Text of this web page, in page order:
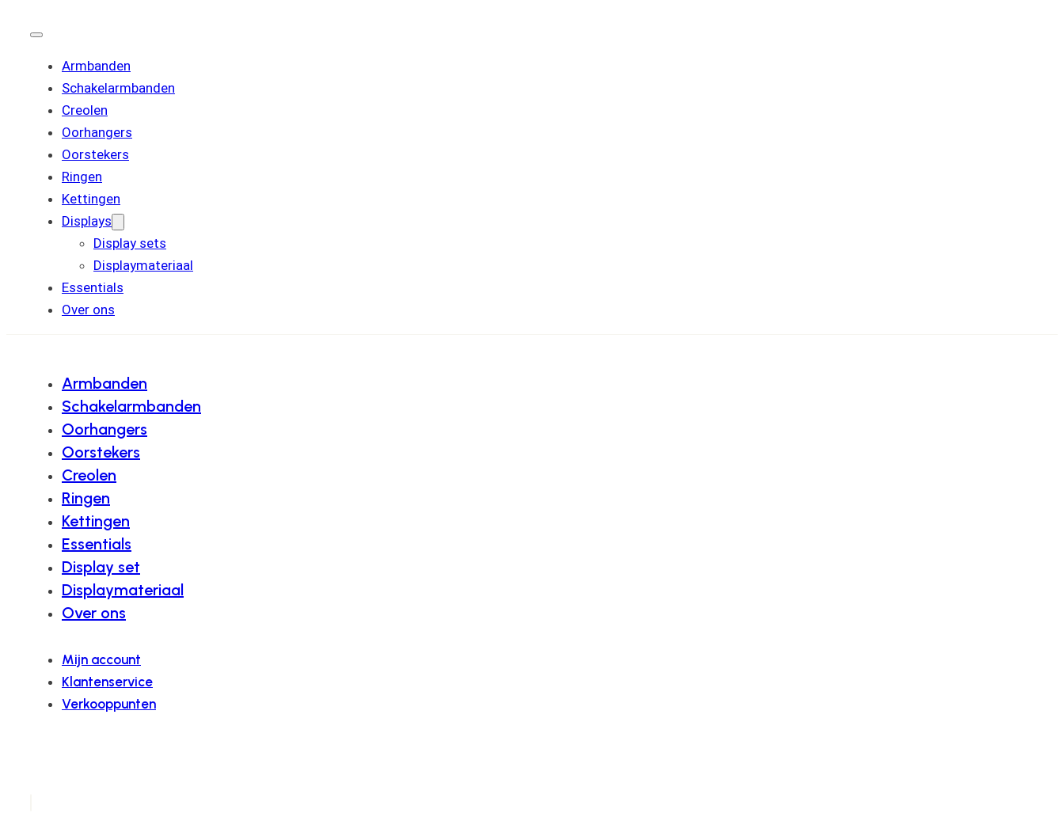
Armbanden
Schakelarmbanden
Creolen
Oorhangers
Oorstekers
Ringen
Kettingen
Displays
Display sets
Displaymateriaal
Essentials
Over ons
Armbanden
Schakelarmbanden
Oorhangers
Oorstekers
Creolen
Ringen
Kettingen
Essentials
Display set
Displaymateriaal
Over ons
Mijn account
Klantenservice
Verkooppunten